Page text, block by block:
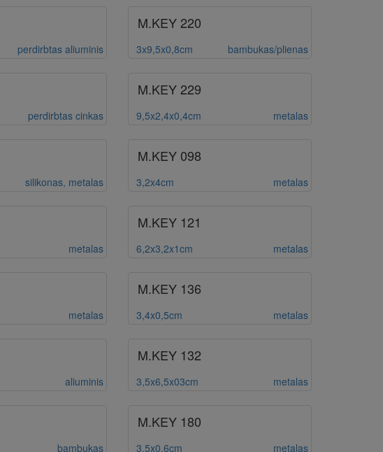
perdirbtas aliuminis
M.KEY 220
3x9,5x0,8cm bambukas/plienas
perdirbtas cinkas
M.KEY 229
9,5x2,4x0,4cm metalas
silikonas, metalas
M.KEY 098
3,2x4cm metalas
metalas
M.KEY 121
6,2x3,2x1cm metalas
metalas
M.KEY 136
3,4x0,5cm metalas
aliuminis
M.KEY 132
3,5x6,5x03cm metalas
bambukas
M.KEY 180
3,5x0,6cm metalas